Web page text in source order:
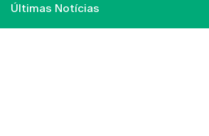
Últimas Notícias